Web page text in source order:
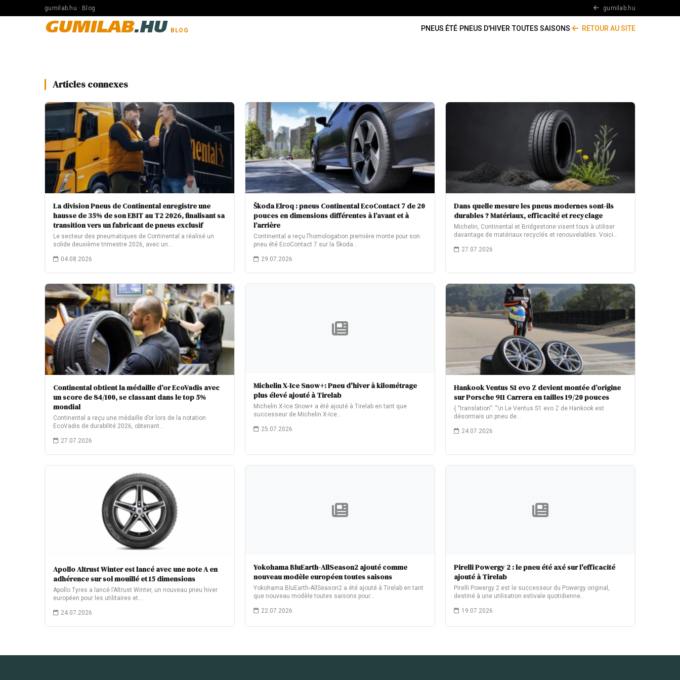
gumilab.hu · Blog gumilab.hu
GUMILAB.HU BLOG PNEUS ÉTÉ·PNEUS D'HIVER·TOUTES SAISONS· RETOUR AU SITE
Articles connexes
La division Pneus de Continental enregistre une
hausse de 35% de son EBIT au T2 2026, finalisant sa
transition vers un fabricant de pneus exclusif
Le secteur des pneumatiques de Continental a réalisé un
solide deuxième trimestre 2026, avec un…
04.08.2026
Škoda Elroq : pneus Continental EcoContact 7 de 20
pouces en dimensions différentes à l’avant et à
l’arrière
Continental a reçu l’homologation première monte pour son
pneu été EcoContact 7 sur la Škoda…
29.07.2026
Dans quelle mesure les pneus modernes sont-ils
durables ? Matériaux, efficacité et recyclage
Michelin, Continental et Bridgestone visent tous à utiliser
davantage de matériaux recyclés et renouvelables. Voici…
27.07.2026
Continental obtient la médaille d’or EcoVadis avec
un score de 84/100, se classant dans le top 5%
mondial
Continental a reçu une médaille d’or lors de la notation
EcoVadis de durabilité 2026, obtenant…
27.07.2026
Michelin X-Ice Snow+: Pneu d'hiver à kilométrage
plus élevé ajouté à Tirelab
Michelin X-Ice Snow+ a été ajouté à Tirelab en tant que
successeur de Michelin X-Ice…
25.07.2026
Hankook Ventus S1 evo Z devient montée d’origine
sur Porsche 911 Carrera en tailles 19/20 pouces
{ “translation”: “\n Le Ventus S1 evo Z de Hankook est
désormais un pneu de…
24.07.2026
Apollo Altrust Winter est lancé avec une note A en
adhérence sur sol mouillé et 15 dimensions
Apollo Tyres a lancé l’Altrust Winter, un nouveau pneu hiver
européen pour les utilitaires et…
24.07.2026
Yokohama BluEarth-AllSeason2 ajouté comme
nouveau modèle européen toutes saisons
Yokohama BluEarth-AllSeason2 a été ajouté à Tirelab en tant
que nouveau modèle toutes saisons pour…
22.07.2026
Pirelli Powergy 2 : le pneu été axé sur l'efficacité
ajouté à Tirelab
Pirelli Powergy 2 est le successeur du Powergy original,
destiné à une utilisation estivale quotidienne…
19.07.2026